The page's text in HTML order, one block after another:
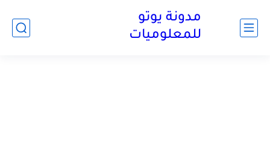
مدونة يوتو
للمعلوميات